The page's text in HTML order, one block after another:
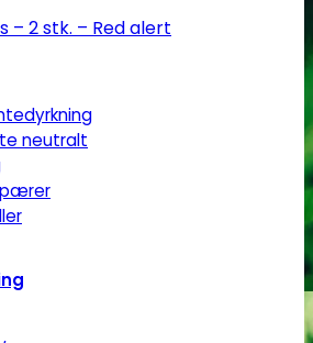
neutralt
pærer
– 2 stk. – Red alert